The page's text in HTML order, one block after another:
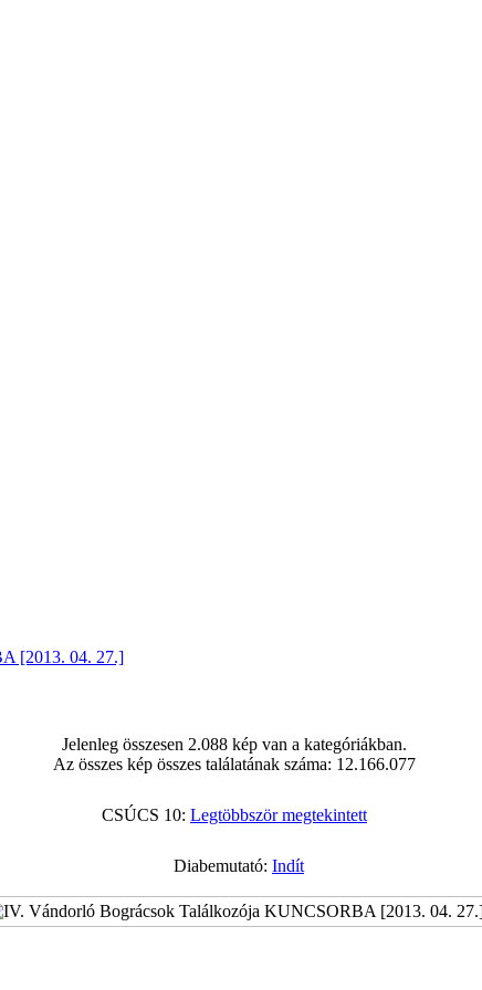
[2013. 04. 27.]
Jelenleg összesen 2.088 kép van a kategóriákban.
Az összes kép összes találatának száma: 12.166.077
CSÚCS 10: Legtöbbször megtekintett
Diabemutató: Indít